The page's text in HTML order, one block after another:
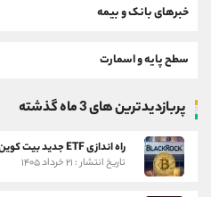
خبرهای بانک و بیمه
سطح پایه و اسمارت
پربازدیدترین های 3 ماه گذشته
راه اندازی ETF جدید بیت کوین با درآمد ماهانه
تاریخ انتشار : ۲۱ خرداد ۱۴۰۵